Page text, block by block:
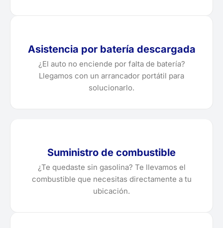
Asistencia por batería descargada
¿El auto no enciende por falta de batería?
Llegamos con un arrancador portátil para
solucionarlo.
Suministro de combustible
¿Te quedaste sin gasolina? Te llevamos el
combustible que necesitas directamente a tu
ubicación.